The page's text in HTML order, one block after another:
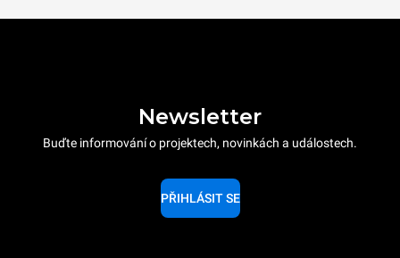
Newsletter
Buďte informování o projektech, novinkách a událostech.
PŘIHLÁSIT SE